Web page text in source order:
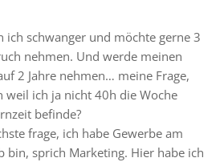
ich schwanger und möchte gerne 3
nehmen. Und werde meinen
2 Jahre nehmen… meine Frage,
weil ich ja nicht 40h die Woche
befinde?
frage, ich habe Gewerbe am
bin, sprich Marketing. Hier habe ich